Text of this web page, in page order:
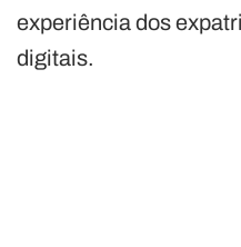
experiência dos
digitais.